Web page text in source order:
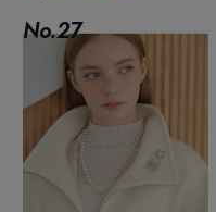
No.27